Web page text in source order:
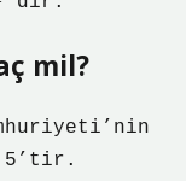
mil?